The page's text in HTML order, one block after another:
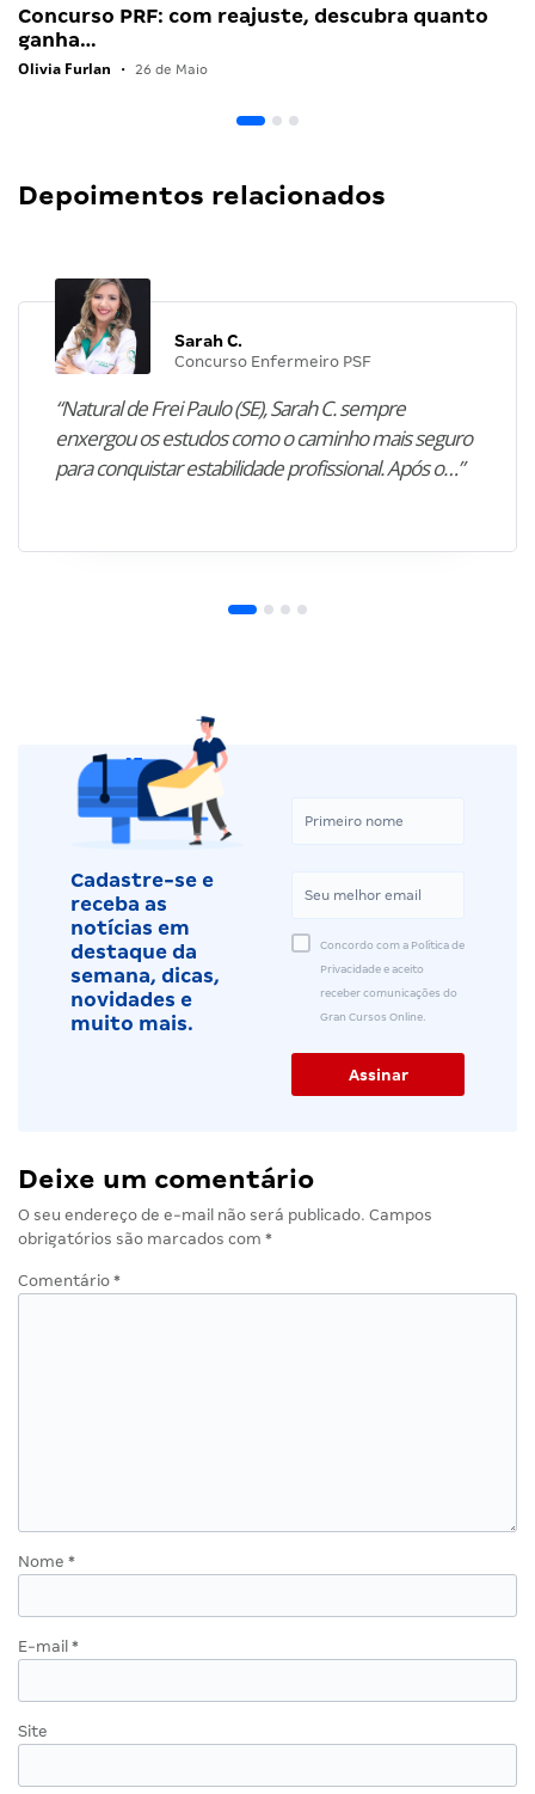
Concurso PRF: com reajuste, descubra quanto
ganha…
Olivia Furlan • 26 de Maio
Depoimentos relacionados
Sarah C.
Concurso Enfermeiro PSF
“Natural de Frei Paulo (SE), Sarah C. sempre
enxergou os estudos como o caminho mais seguro
para conquistar estabilidade profissional. Após o…”
Cadastre-se e
receba as
notícias em
destaque da
semana, dicas,
novidades e
muito mais.
Concordo com a Política de
Privacidade e aceito
receber comunicações do
Gran Cursos Online.
Deixe um comentário
O seu endereço de e-mail não será publicado. Campos
obrigatórios são marcados com *
Comentário *
Nome *
E-mail *
Site